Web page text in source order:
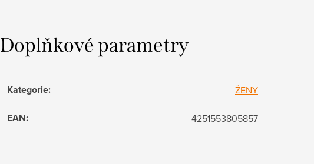
Doplňkové parametry
Kategorie: ŽENY
EAN: 4251553805857